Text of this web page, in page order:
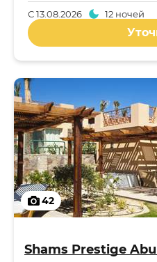
С13.08.2026 12 ночей
42
Shams Prestige